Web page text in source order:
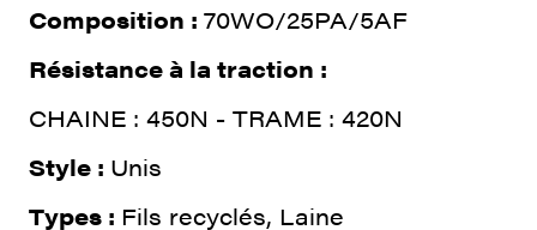
Composition : 70WO/25PA/5AF
Résistance à la traction :
CHAINE : 450N - TRAME : 420N
Style : Unis
Types : Fils recyclés, Laine